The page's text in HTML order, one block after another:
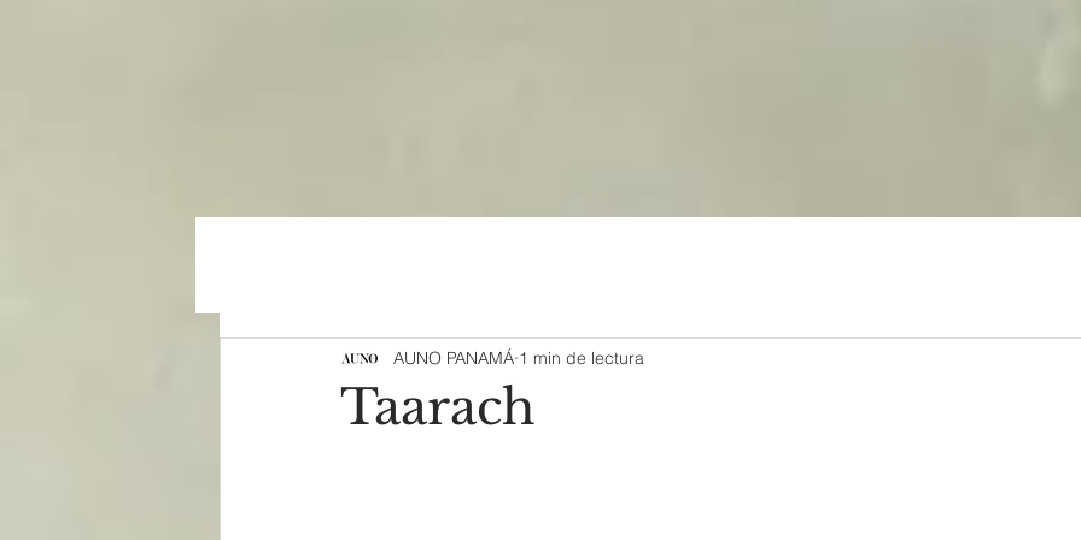
Taarach
AUNO PANAMÁ 1 min de lectura